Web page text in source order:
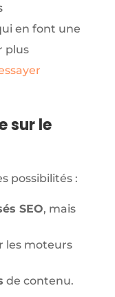
en font une
plus
sur le
possibilités :
SEO, mais
les moteurs
de contenu.